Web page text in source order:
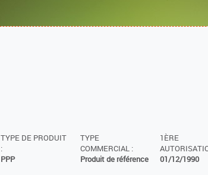
TYPE DE PRODUIT
:
PPP
TYPE
COMMERCIAL :
Produit de référence
1ÈRE
01/12/1990